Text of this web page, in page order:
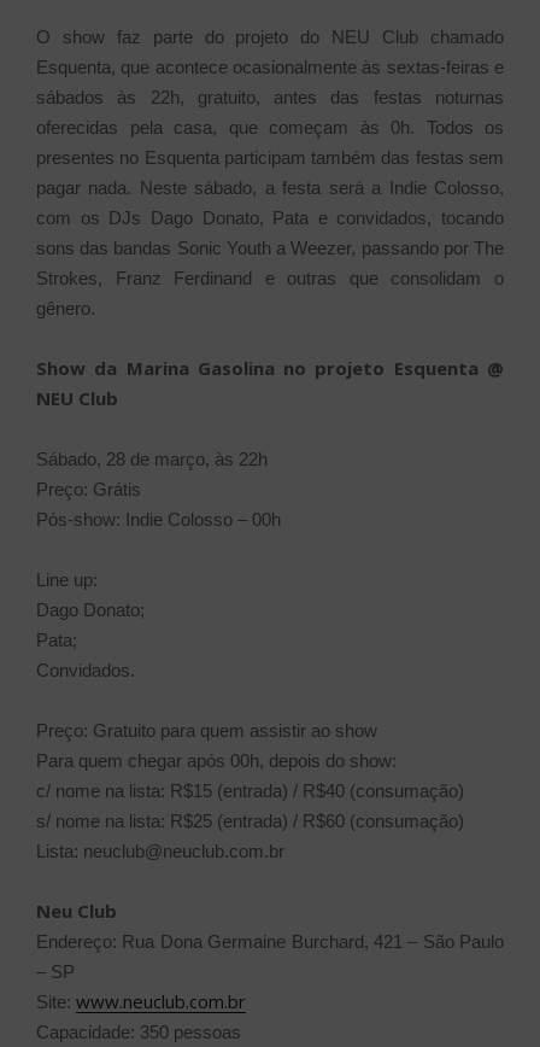
O show faz parte do projeto do NEU Club chamado
Esquenta, que acontece ocasionalmente às sextas-feiras e
sábados às 22h, gratuito, antes das festas noturnas
oferecidas pela casa, que começam às 0h. Todos os
presentes no Esquenta participam também das festas sem
pagar nada. Neste sábado, a festa será a Indie Colosso,
com os DJs Dago Donato, Pata e convidados, tocando
sons das bandas Sonic Youth a Weezer, passando por The
Strokes, Franz Ferdinand e outras que consolidam o
gênero.
Show da Marina Gasolina no projeto Esquenta @
NEU Club
Sábado, 28 de março, às 22h
Preço: Grátis
Pós-show: Indie Colosso – 00h
Line up:
Dago Donato;
Pata;
Convidados.
Preço: Gratuito para quem assistir ao show
Para quem chegar após 00h, depois do show:
c/ nome na lista: R$15 (entrada) / R$40 (consumação)
s/ nome na lista: R$25 (entrada) / R$60 (consumação)
Lista: neuclub@neuclub.com.br
Neu Club
Endereço: Rua Dona Germaine Burchard, 421 – São Paulo
– SP
Site: www.neuclub.com.br
Capacidade: 350 pessoas